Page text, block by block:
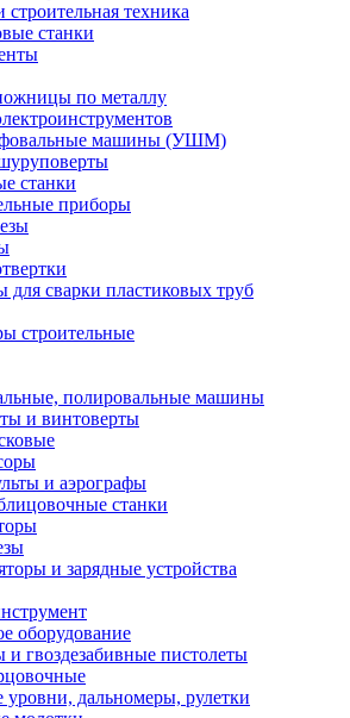
техника
станки
по металлу
машины (УШМ)
станки
приборы
для сварки пластиковых труб
строительные
полировальные машины
и винтоверты
и аэрографы
станки
и зарядные устройства
оборудование
и гвоздезабивные пистолеты
уровни, дальномеры, рулетки